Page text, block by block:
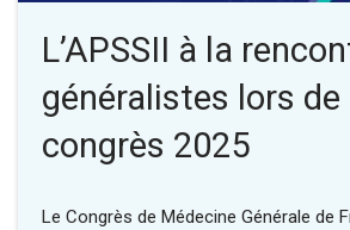
L’APSSII à la
généralistes lors de
congrès 2025
Le Congrès de Médecine Générale de